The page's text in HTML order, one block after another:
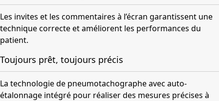
Les invites et les commentaires à l’écran garantissent une
technique correcte et améliorent les performances du
patient.
Toujours prêt, toujours précis
La technologie de pneumotachographe avec auto-
étalonnage intégré pour réaliser des mesures précises à